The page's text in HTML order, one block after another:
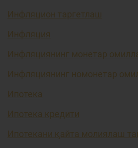
Инфляцион таргетлаш
Инфляция
Инфляциянинг монетар
Инфляциянинг номонетар
Ипотека
Ипотека кредити
Ипотекани қайта молиялаш